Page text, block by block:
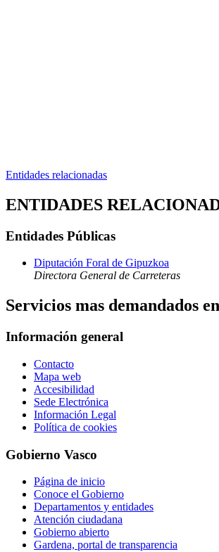
Entidades relacionadas
ENTIDADES
Entidades Públicas
Diputación Foral de Gipuzkoa
Directora General de Carreteras
Servicios mas demandados
Información general
Contacto
Mapa web
Accesibilidad
Sede Electrónica
Información Legal
Política de cookies
Gobierno Vasco
Página de inicio
Conoce el Gobierno
Departamentos y entidades
Atención ciudadana
Gobierno abierto
Gardena, portal de transparencia